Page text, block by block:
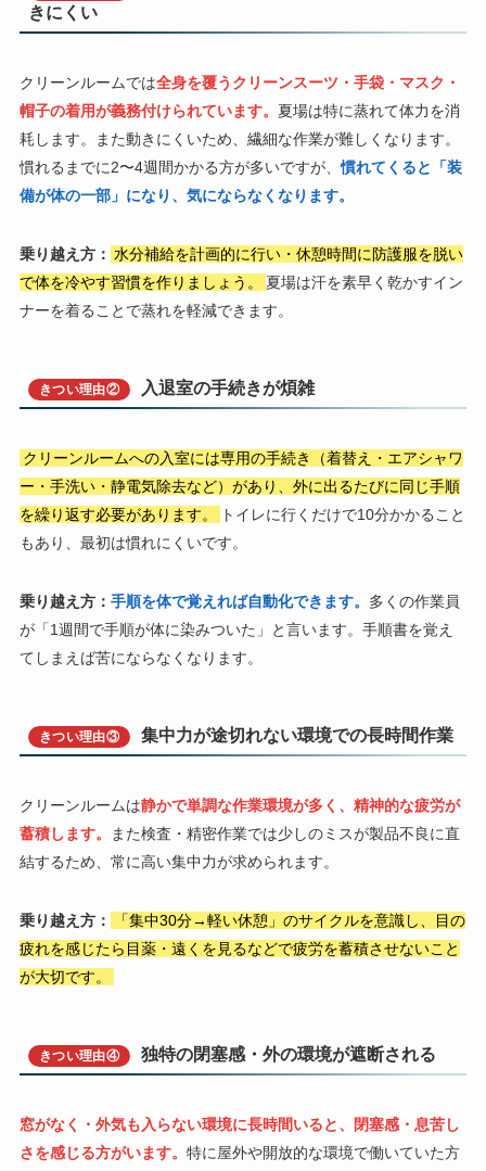
きにくい
クリーンルームでは全身を覆うクリーンスーツ・手袋・マスク・
帽子の着用が義務付けられています。 夏場は特に蒸れて体力を消
耗します。また動きにくいため、繊細な作業が難しくなります。
慣れるまでに2〜4週間かかる方が多いですが、慣れてくると「装
備が体の一部」になり、気にならなくなります。
乗り越え方： 水分補給を計画的に行い・休憩時間に防護服を脱い
で体を冷やす習慣を作りましょう。
夏場は汗を素早く乾かすイン
ナーを着ることで蒸れを軽減できます。
きつい理由② 入退室の手続きが煩雑
クリーンルームへの入室には専用の手続き（着替え・エアシャワ
ー・手洗い・静電気除去など）があり、外に出るたびに同じ手順
を繰り返す必要があります。
トイレに行くだけで10分かかること
もあり、最初は慣れにくいです。
乗り越え方： 手順を体で覚えれば自動化できます。 多くの作業員
が「1週間で手順が体に染みついた」と言います。手順書を覚え
てしまえば苦にならなくなります。
きつい理由③ 集中力が途切れない環境での長時間作業
クリーンルームは静かで単調な作業環境が多く、精神的な疲労が
蓄積します。
また検査・精密作業では少しのミスが製品不良に直
結するため、常に高い集中力が求められます。
乗り越え方：
「集中30分→軽い休憩」のサイクルを意識し、目の
疲れを感じたら目薬・遠くを見るなどで疲労を蓄積させないこと
が大切です。
きつい理由④ 独特の閉塞感・外の環境が遮断される
窓がなく・外気も入らない環境に長時間いると、閉塞感・息苦し
さを感じる方がいます。 特に屋外や開放的な環境で働いていた方